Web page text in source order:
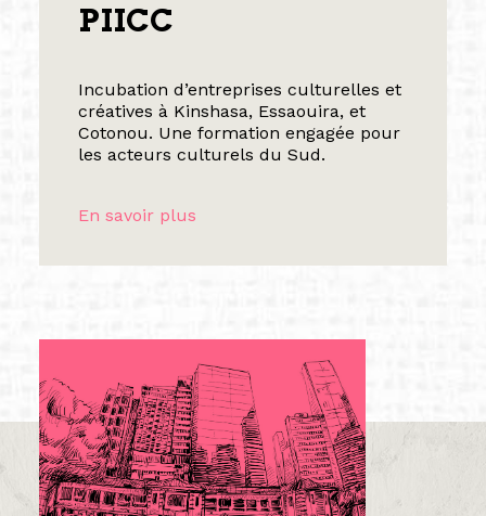
PIICC
Incubation d’entreprises culturelles et
créatives à Kinshasa, Essaouira, et
Cotonou. Une formation engagée pour
les acteurs culturels du Sud.
En savoir plus